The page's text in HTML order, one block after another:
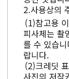
사용상의
참고용
피사체는 촬
를 수 있습
랍니다.
크레딧
사진의 저작